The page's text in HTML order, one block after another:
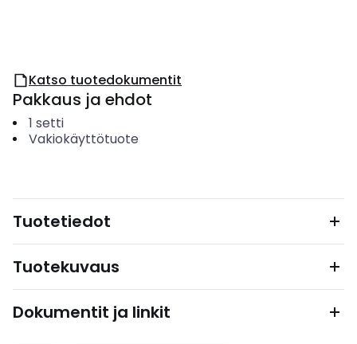
Katso tuotedokumentit
Pakkaus ja ehdot
1 setti
Vakiokäyttötuote
Tuotetiedot
Tuotekuvaus
Dokumentit ja linkit